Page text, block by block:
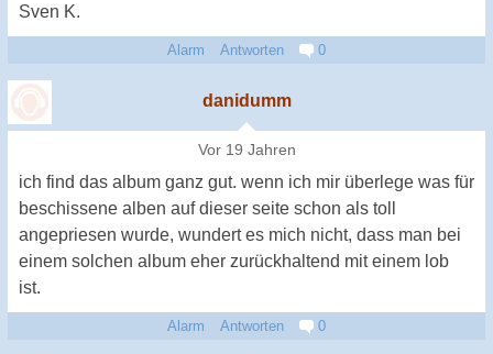
Sven K.
Alarm Antworten 0
danidumm
Vor 19 Jahren
ich find das album ganz gut. wenn ich mir überlege was für
beschissene alben auf dieser seite schon als toll
angepriesen wurde, wundert es mich nicht, dass man bei
einem solchen album eher zurückhaltend mit einem lob
ist.
Alarm Antworten 0